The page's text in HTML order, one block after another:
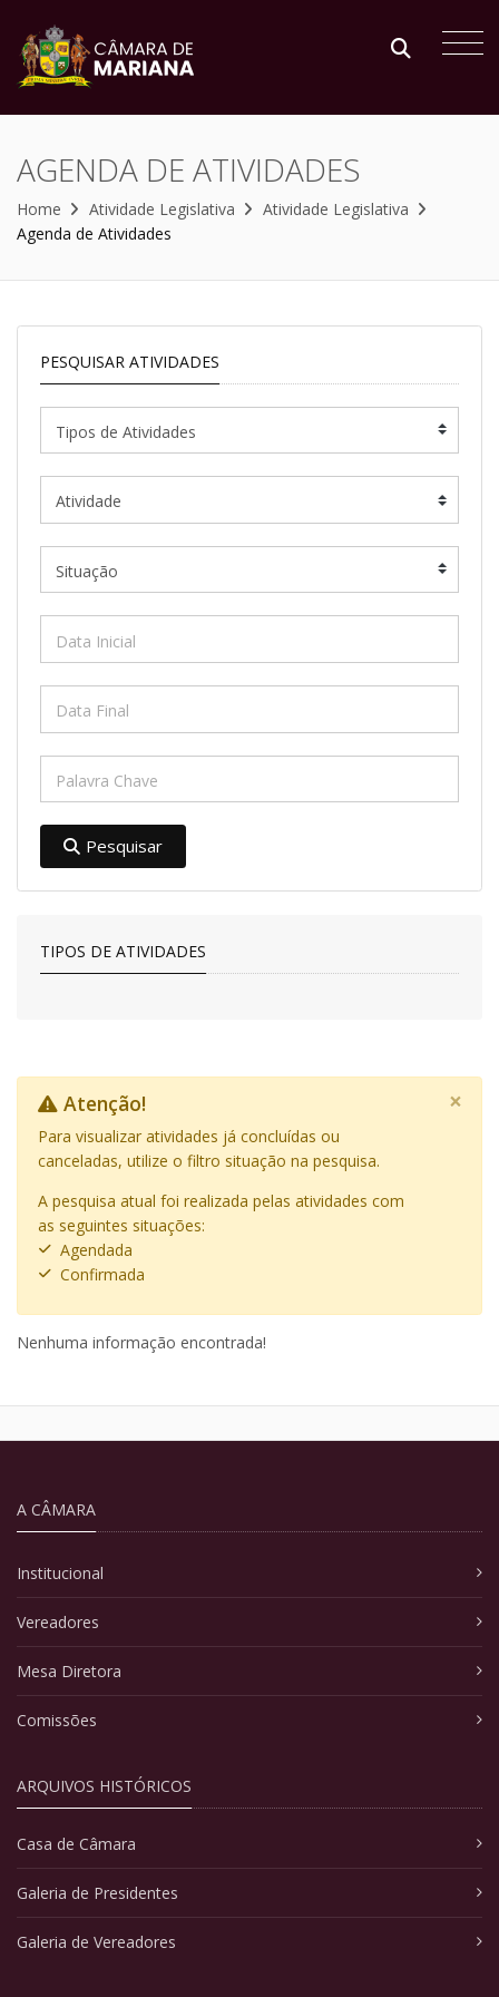
AGENDA DE ATIVIDADES
Home Atividade Legislativa
Atividade Legislativa
Agenda de Atividades
×
Atenção!
Para visualizar atividades já concluídas ou
canceladas, utilize o filtro situação na pesquisa.
A pesquisa atual foi realizada pelas atividades com
as seguintes situações:
Agendada
Confirmada
Nenhuma informação encontrada!
PESQUISAR ATIVIDADES
Pesquisar
TIPOS DE ATIVIDADES
A CÂMARA
Institucional
Vereadores
Mesa Diretora
Comissões
ARQUIVOS HISTÓRICOS
Casa de Câmara
Galeria de Presidentes
Galeria de Vereadores